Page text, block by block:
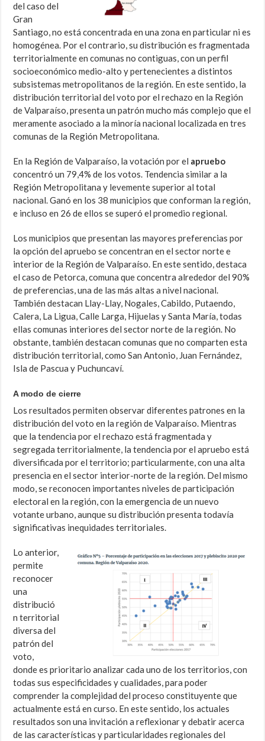
del caso del
Gran
Santiago, no está concentrada en una zona en particular ni es
homogénea. Por el contrario, su distribución es fragmentada
territorialmente en comunas no contiguas, con un perfil
socioeconómico medio-alto y pertenecientes a distintos
subsistemas metropolitanos de la región. En este sentido, la
distribución territorial del voto por el rechazo en la Región
de Valparaíso, presenta un patrón mucho más complejo que el
meramente asociado a la minoría nacional localizada en tres
comunas de la Región Metropolitana.
En la Región de Valparaíso, la votación por el apruebo
concentró un 79,4% de los votos. Tendencia similar a la
Región Metropolitana y levemente superior al total
nacional. Ganó en los 38 municipios que conforman la región,
e incluso en 26 de ellos se superó el promedio regional.
Los municipios que presentan las mayores preferencias por
la opción del apruebo se concentran en el sector norte e
interior de la Región de Valparaíso. En este sentido, destaca
el caso de Petorca, comuna que concentra alrededor del 90%
de preferencias, una de las más altas a nivel nacional.
También destacan Llay-Llay, Nogales, Cabildo, Putaendo,
Calera, La Ligua, Calle Larga, Hijuelas y Santa María, todas
ellas comunas interiores del sector norte de la región. No
obstante, también destacan comunas que no comparten esta
distribución territorial, como San Antonio, Juan Fernández,
Isla de Pascua y Puchuncaví.
A modo de cierre
Los resultados permiten observar diferentes patrones en la
distribución del voto en la región de Valparaíso. Mientras
que la tendencia por el rechazo está fragmentada y
segregada territorialmente, la tendencia por el apruebo está
diversificada por el territorio; particularmente, con una alta
presencia en el sector interior-norte de la región. Del mismo
modo, se reconocen importantes niveles de participación
electoral en la región, con la emergencia de un nuevo
votante urbano, aunque su distribución presenta todavía
significativas inequidades territoriales.
Lo anterior,
permite
reconocer
una
distribució
n territorial
diversa del
patrón del
voto,
donde es prioritario analizar cada uno de los territorios, con
todas sus especificidades y cualidades, para poder
comprender la complejidad del proceso constituyente que
actualmente está en curso. En este sentido, los actuales
resultados son una invitación a reflexionar y debatir acerca
de las características y particularidades regionales del